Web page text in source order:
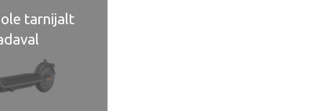
tarnijalt